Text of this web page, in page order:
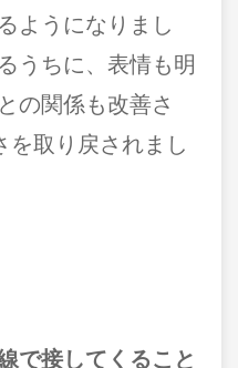
ようになりまし
うちに、表情も明
の関係も改善さ
を取り戻されまし
で接してくること